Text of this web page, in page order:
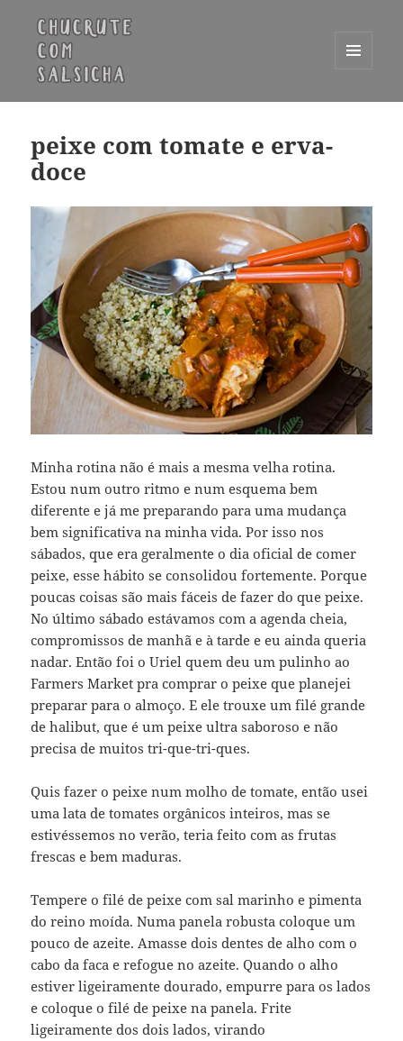
WIDGETS
peixe com tomate e erva-
doce
Minha rotina não é mais a mesma velha rotina.
Estou num outro ritmo e num esquema bem
diferente e já me preparando para uma mudança
bem significativa na minha vida. Por isso nos
sábados, que era geralmente o dia oficial de comer
peixe, esse hábito se consolidou fortemente. Porque
poucas coisas são mais fáceis de fazer do que peixe.
No último sábado estávamos com a agenda cheia,
compromissos de manhã e à tarde e eu ainda queria
nadar. Então foi o Uriel quem deu um pulinho ao
Farmers Market pra comprar o peixe que planejei
preparar para o almoço. E ele trouxe um filé grande
de halibut, que é um peixe ultra saboroso e não
precisa de muitos tri-que-tri-ques.
Quis fazer o peixe num molho de tomate, então usei
uma lata de tomates orgânicos inteiros, mas se
estivéssemos no verão, teria feito com as frutas
frescas e bem maduras.
Tempere o filé de peixe com sal marinho e pimenta
do reino moída. Numa panela robusta coloque um
pouco de azeite. Amasse dois dentes de alho com o
cabo da faca e refogue no azeite. Quando o alho
estiver ligeiramente dourado, empurre para os lados
e coloque o filé de peixe na panela. Frite
ligeiramente dos dois lados, virando